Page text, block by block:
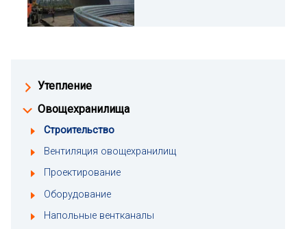
Утепление
Овощехранилища
Строительство
Вентиляция овощехранилищ
Проектирование
Оборудование
Напольные вентканалы